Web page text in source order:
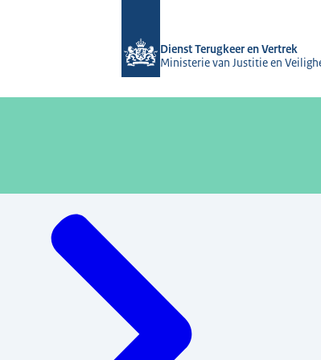
Dienst Terugkeer en Vertrek
Ministerie van Justitie en